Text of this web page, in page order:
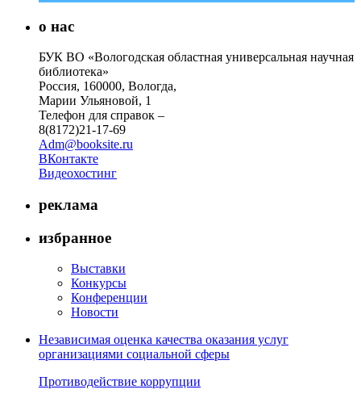
о нас
БУК ВО «Вологодская областная универсальная научная
библиотека»
Россия, 160000, Вологда,
Марии Ульяновой, 1
Телефон для справок –
8(8172)21-17-69
Adm@booksite.ru
ВКонтакте
Видеохостинг
реклама
избранное
Выставки
Конкурсы
Конференции
Новости
Независимая оценка качества оказания услуг
организациями социальной сферы
Противодействие коррупции